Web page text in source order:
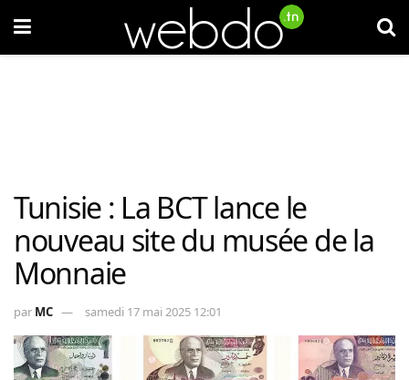
Tunisie : La BCT lance le
nouveau site du musée de la
Monnaie
par MC samedi 17 mai 2025 12:01